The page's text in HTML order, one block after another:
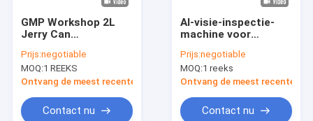
GMP Workshop 2L
Jerry Can
optische visuele
inspectie machine
Prijs:negotiable
MOQ:1 REEKS
Ontvang de meest recente Prijs
Contact nu
AI-visie-inspectie-
machine voor
gevormde
dopsluitingen
Prijs:negotiable
MOQ:1 reeks
Ontvang de meest recente
Contact nu